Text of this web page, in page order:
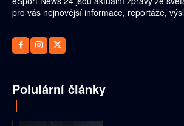
pro vás nejnovější informace, reportáže,
Polulární články